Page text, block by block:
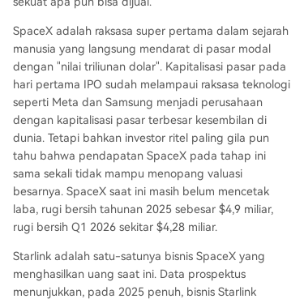
SpaceX adalah raksasa super pertama dalam sejarah
manusia yang langsung mendarat di pasar modal
dengan "nilai triliunan dolar". Kapitalisasi pasar pada
hari pertama IPO sudah melampaui raksasa teknologi
seperti Meta dan Samsung menjadi perusahaan
dengan kapitalisasi pasar terbesar kesembilan di
dunia. Tetapi bahkan investor ritel paling gila pun
tahu bahwa pendapatan SpaceX pada tahap ini
sama sekali tidak mampu menopang valuasi
besarnya. SpaceX saat ini masih belum mencetak
laba, rugi bersih tahunan 2025 sebesar $4,9 miliar,
rugi bersih Q1 2026 sekitar $4,28 miliar.
Starlink adalah satu-satunya bisnis SpaceX yang
menghasilkan uang saat ini. Data prospektus
menunjukkan, pada 2025 penuh, bisnis Starlink